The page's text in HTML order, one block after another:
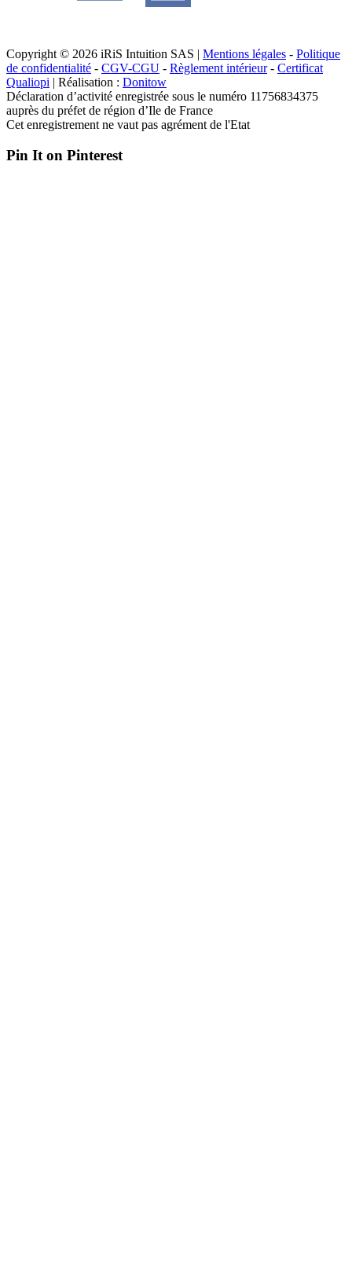
Copyright © 2026 iRiS Intuition SAS | Mentions légales - Politique
de confidentialité - CGV-CGU - Règlement intérieur- Certificat
Qualiopi | Réalisation : Donitow
Déclaration d’activité enregistrée sous le numéro 11756834375
auprès du préfet de région d’Ile de France
Cet enregistrement ne vaut pas agrément de l'Etat
Pin It on Pinterest